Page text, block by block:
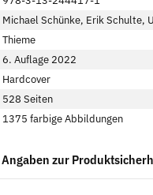
Michael Schünke, Erik Schulte,
Thieme
6. Auflage 2022
Hardcover
528 Seiten
1375 farbige Abbildungen
Angaben zur